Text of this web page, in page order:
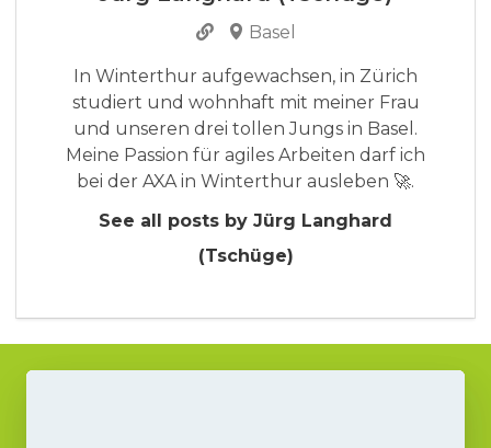
Basel
In Winterthur aufgewachsen, in Zürich
studiert und wohnhaft mit meiner Frau
und unseren drei tollen Jungs in Basel.
Meine Passion für agiles Arbeiten darf ich
bei der AXA in Winterthur ausleben 🚀.
See all posts by Jürg Langhard
(Tschüge)